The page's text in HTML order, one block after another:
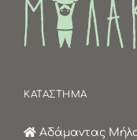
ΚΑΤΑΣΤΗΜΑ
Αδάμαντας